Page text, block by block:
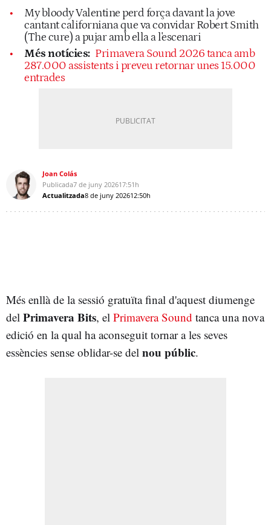
My bloody Valentine perd força davant la jove
cantant californiana que va convidar Robert Smith
(The cure) a pujar amb ella a l'escenari
Més notícies: Primavera Sound 2026 tanca amb
287.000 assistents i preveu retornar unes 15.000
entrades
Joan Colás
Publicada7 de juny 202617:51h
Actualitzada8 de juny 202612:50h
Més enllà de la sessió gratuïta final d'aquest diumenge
del Primavera Bits, el Primavera Sound tanca una nova
edició en la qual ha aconseguit tornar a les seves
essències sense oblidar-se del nou públic.